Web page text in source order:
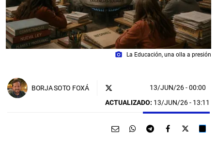
photo_camera La Educación, una olla a presión
BORJA SOTO FOXÁ 13/JUN/26- 00:00
ACTUALIZADO: 13/JUN/26 - 13:11